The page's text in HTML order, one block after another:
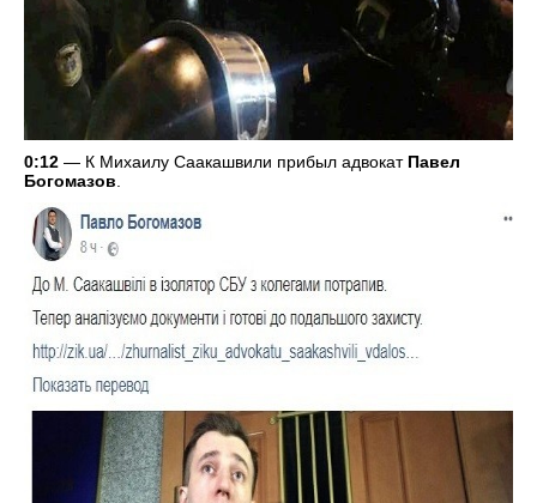
0:12 — К Михаилу Саакашвили прибыл адвокат Павел
Богомазов.